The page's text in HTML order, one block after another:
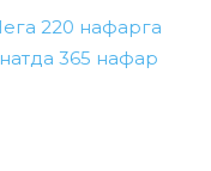
220 нафарга
365 нафар